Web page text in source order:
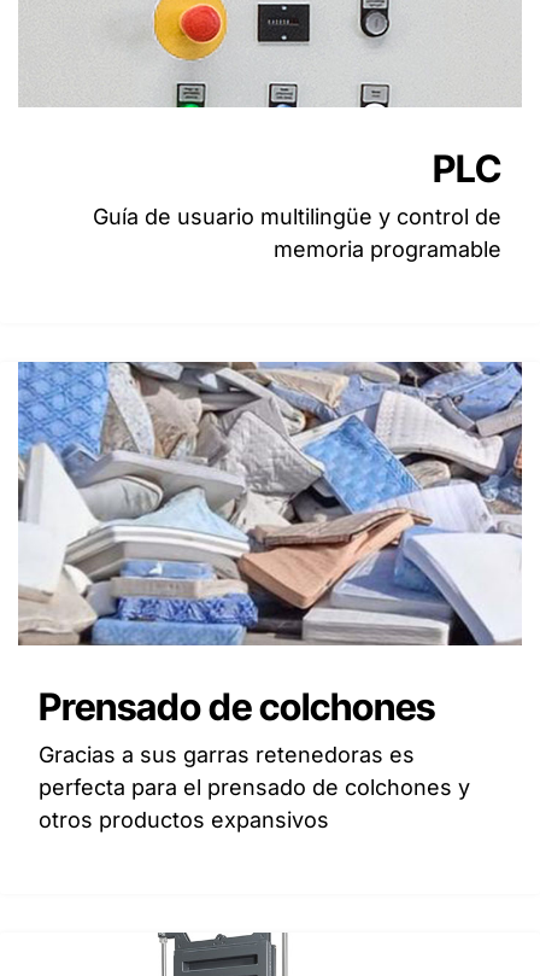
PLC
Guía de usuario multilingüe y control de
memoria programable
Prensado de colchones
Gracias a sus garras retenedoras es
perfecta para el prensado de colchones y
otros productos expansivos